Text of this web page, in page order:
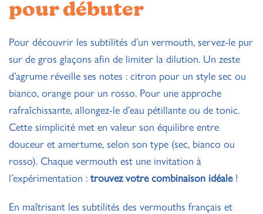
pour débuter
Pour découvrir les subtilités d’un vermouth, servez-le pur
sur de gros glaçons afin de limiter la dilution. Un zeste
d’agrume réveille ses notes : citron pour un style sec ou
bianco, orange pour un rosso. Pour une approche
rafraîchissante, allongez-le d’eau pétillante ou de tonic.
Cette simplicité met en valeur son équilibre entre
douceur et amertume, selon son type (sec, bianco ou
rosso). Chaque vermouth est une invitation à
l’expérimentation : trouvez votre combinaison idéale!
En maîtrisant les subtilités des vermouths français et